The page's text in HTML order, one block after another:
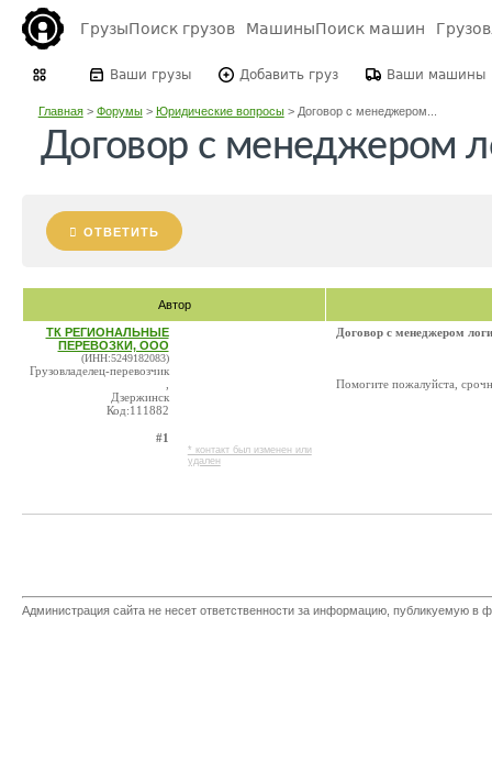
ГрузыПоиск грузов МашиныПоиск машин
Ваши грузы Добавить груз Ваши машины
Главная> Форумы> Юридические вопросы> Договор с менеджером...
Договор с менеджером
ОТВЕТИТЬ
Автор
ТК РЕГИОНАЛЬНЫЕ
ПЕРЕВОЗКИ, ООО
(ИНН:5249182083)
Грузовладелец-перевозчик
Дзержинск
Код:111882
#1
* контакт был изменен или
удален
Договор с менеджером
Помогите пожалуйста,
Администрация сайта не несет ответственности за информацию, публикуемую